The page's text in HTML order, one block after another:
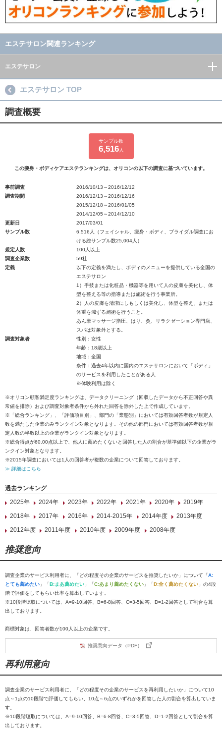
エステサロン関連ランキング
エステサロン
エステサロン TOP
調査概要
サンプル数
6,516人
この痩身・ボディケアエステランキングは、オリコンの以下の調査に基づいています。
事前調査
2016/10/13～2016/12/12
調査期間
2016/12/13～2016/12/16
2015/12/18～2016/01/05
2014/12/05～2014/12/10
更新日
2017/03/01
サンプル数
6,516人（フェイシャル、痩身・ボディ、ブライダル調査にお
ける総サンプル数25,004人）
規定人数
100人以上
調査企業数
59社
定義
以下の定義を満たし、ボディのメニューを提供している全国の
エステサロン
1）手技または化粧品・機器等を用いて人の皮膚を美化し、体
型を整える等の指導または施術を行う事業所。
2）人の皮膚を清潔にしもしくは美化し、体型を整え、または
体重を減ずる施術を行うこと。
あん摩マッサージ指圧、はり、灸、リラクゼーション専門店、
スパは対象外とする。
調査対象者
性別：女性
年齢：18歳以上
地域：全国
条件：過去4年以内に国内のエステサロンにおいて「ボディ」
のサービスを利用したことがある人
※体験利用は除く
※オリコン顧客満足度ランキングは、データクリーニング（回収したデータから不正回答や異
常値を排除）および調査対象者条件から外れた回答を除外した上で作成しています。
※「総合ランキング」、「評価項目別」、部門の「業態別」においては有効回答者数が規定人
数を満たした企業のみランクイン対象となります。その他の部門においては有効回答者数が規
定人数の半数以上の企業がランクイン対象となります。
※総合得点が60.00点以上で、他人に薦めたくないと回答した人の割合が基準値以下の企業がラ
ンクイン対象となります。
※2015年調査においては1人の回答者が複数の企業について回答しております。
≫ 詳細はこちら
過去ランキング
2025年
2024年 2023年 2022年 2021年 2020年
2019年
2018年
2017年 2016年 2014-2015年 2014年度
2013年度
2012年度
2011年度 2010年度 2009年度 2008年度
推奨意向
調査企業のサービス利用者に、「どの程度その企業のサービスを推奨したいか」について「A:
とても薦めたい 」「B:まあ薦めたい 」「C:あまり薦めたくない 」「D:全く薦めたくない 」の4段
階で評価をしてもらい比率を算出しています。
※10段階聴取については、A=9-10回答、B=6-8回答、C=3-5回答、D=1-2回答として割合を算
出しております。
商標対象は、回答者数が100人以上の企業です。
推奨意向データ（PDF）
再利用意向
調査企業のサービス利用者に、「どの程度その企業のサービスを再利用したいか」について10
点～1点の10段階で評価してもらい、10点～6点のいずれかを回答した人の割合を算出していま
す。
※10段階聴取については、A=9-10回答、B=6-8回答、C=3-5回答、D=1-2回答として割合を算
出しております。